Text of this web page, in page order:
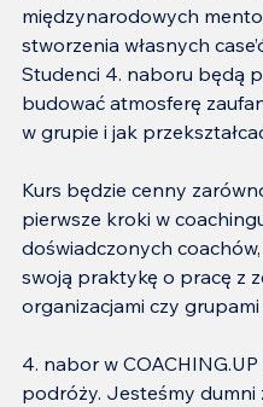
międzynarodowych
stworzenia własnych
Studenci 4. naboru będą
budować atmosferę
w grupie i jak
Kurs będzie cenny
pierwsze kroki w
doświadczonych
swoją praktykę o pracę z
organizacjami czy
4. nabor w
podróży. Jesteśmy dumni